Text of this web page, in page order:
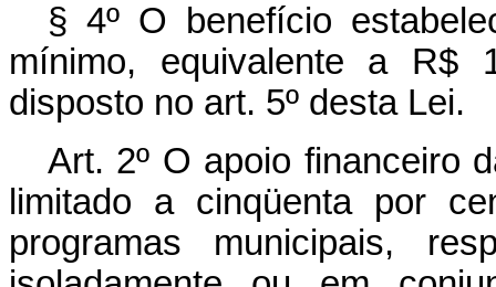
§ 4º O benefício
mínimo, equivalente a R$
disposto no art. 5º desta Lei.
Art. 2º O apoio financeiro
limitado a cinqüenta por
programas municipais,